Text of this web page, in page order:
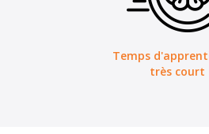
Temps
très court